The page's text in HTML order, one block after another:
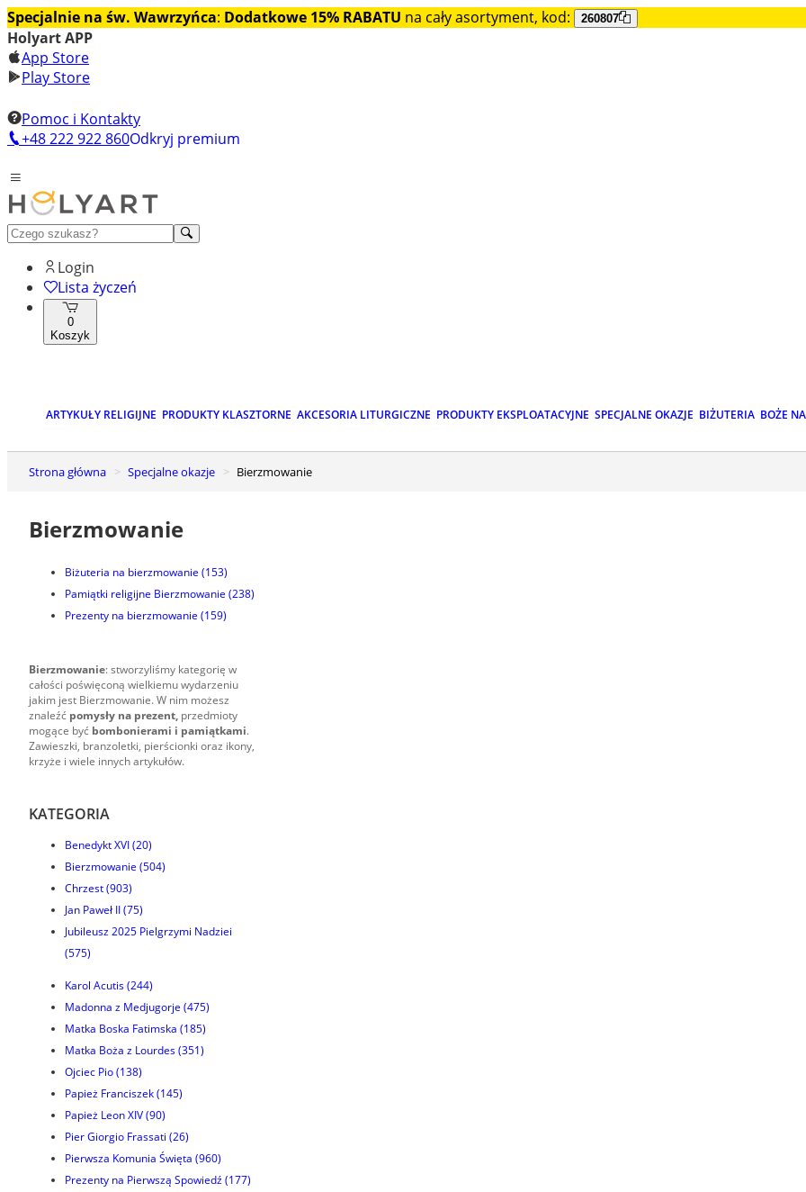
Specjalnie na św. Wawrzyńca: Dodatkowe 15% RABATU na cały asortyment, kod: 260807
Holyart APP
App Store
Play Store
Pomoc i Kontakty
+48 222 922 860Odkryj premium
Login
Lista życzeń
0
Koszyk
ARTYKUŁY RELIGIJNE PRODUKTY KLASZTORNE AKCESORIA LITURGICZNE PRODUKTY EKSPLOATACYJNE SPECJALNE OKAZJE BIŻUTERIA BOŻE
Strona główna Specjalne okazje Bierzmowanie
Bierzmowanie
Biżuteria na bierzmowanie (153)
Pamiątki religijne Bierzmowanie (238)
Prezenty na bierzmowanie (159)
Bierzmowanie: stworzyliśmy kategorię w
całości poświęconą wielkiemu wydarzeniu
jakim jest Bierzmowanie. W nim możesz
znaleźć pomysły na prezent, przedmioty
mogące być bombonierami i pamiątkami.
Zawieszki, branzoletki, pierścionki oraz ikony,
krzyże i wiele innych artykułów.
KATEGORIA
Benedykt XVI(20)
Bierzmowanie (504)
Chrzest(903)
Jan Paweł II(75)
Jubileusz 2025 Pielgrzymi Nadziei
(575)
Karol Acutis(244)
Madonna z Medjugorje (475)
Matka Boska Fatimska (185)
Matka Boża z Lourdes(351)
Ojciec Pio(138)
Papież Franciszek(145)
Papież Leon XIV(90)
Pier Giorgio Frassati (26)
Pierwsza Komunia Święta (960)
Prezenty na Pierwszą Spowiedź(177)